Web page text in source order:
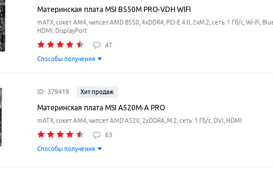
Материнская плата MSI B550M PRO-VDH WIFI
mATX, сокет AM4, чипсет AMD B550, 4xDDR4, PCI-E 4.0, 2xM.2, сеть: 1 Гб/с, Wi-Fi,
HDMI, DisplayPort
47
Способы получения
ID: 379419 Хит продаж
Материнская плата MSI A520M-A PRO
mATX, сокет AM4, чипсет AMD A520, 2xDDR4, M.2, сеть: 1 Гб/с, DVI, HDMI
63
Способы получения